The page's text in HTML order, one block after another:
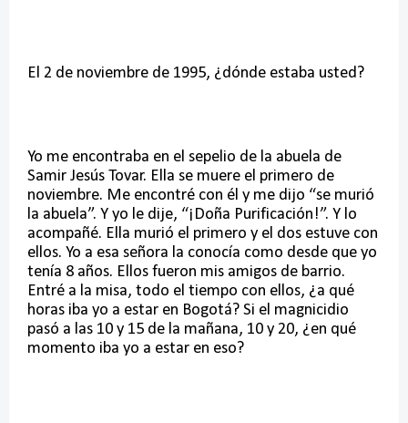
El 2 de noviembre de 1995, ¿dónde estaba usted?
Yo me encontraba en el sepelio de la abuela de
Samir Jesús Tovar. Ella se muere el primero de
noviembre. Me encontré con él y me dijo “se murió
la abuela”. Y yo le dije, “¡Doña Purificación!”. Y lo
acompañé. Ella murió el primero y el dos estuve con
ellos. Yo a esa señora la conocía como desde que yo
tenía 8 años. Ellos fueron mis amigos de barrio.
Entré a la misa, todo el tiempo con ellos, ¿a qué
horas iba yo a estar en Bogotá? Si el magnicidio
pasó a las 10 y 15 de la mañana, 10 y 20, ¿en qué
momento iba yo a estar en eso?